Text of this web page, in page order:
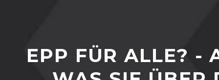
EPP FÜR ALLE? -